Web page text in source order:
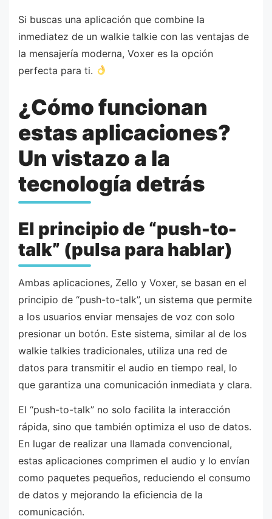
Si buscas una aplicación que combine la
inmediatez de un walkie talkie con las ventajas de
la mensajería moderna, Voxer es la opción
perfecta para ti.
¿Cómo funcionan
estas aplicaciones?
Un vistazo a la
tecnología detrás
El principio de “push-to-
talk” (pulsa para hablar)
Ambas aplicaciones, Zello y Voxer, se basan en el
principio de “push-to-talk”, un sistema que permite
a los usuarios enviar mensajes de voz con solo
presionar un botón. Este sistema, similar al de los
walkie talkies tradicionales, utiliza una red de
datos para transmitir el audio en tiempo real, lo
que garantiza una comunicación inmediata y clara.
El “push-to-talk” no solo facilita la interacción
rápida, sino que también optimiza el uso de datos.
En lugar de realizar una llamada convencional,
estas aplicaciones comprimen el audio y lo envían
como paquetes pequeños, reduciendo el consumo
de datos y mejorando la eficiencia de la
comunicación.